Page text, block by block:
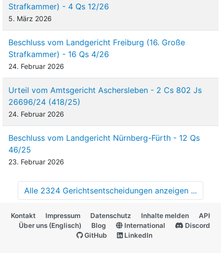
Strafkammer) - 4 Qs 12/26
5. März 2026
Beschluss vom Landgericht Freiburg (16. Große
Strafkammer) - 16 Qs 4/26
24. Februar 2026
Urteil vom Amtsgericht Aschersleben - 2 Cs 802 Js
26696/24 (418/25)
24. Februar 2026
Beschluss vom Landgericht Nürnberg-Fürth - 12 Qs
46/25
23. Februar 2026
Alle 2324 Gerichtsentscheidungen anzeigen ...
Kontakt Impressum Datenschutz Inhalte melden
API
Über uns (Englisch)
Blog International
Discord
GitHub
LinkedIn